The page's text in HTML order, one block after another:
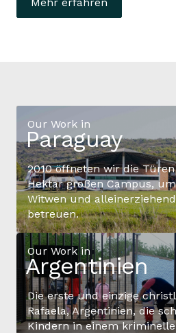
Our Work in
Paraguay
2010 öffneten wir die
Hektar großen Campus,
Witwen und
betreuen.
Our Work in
Argentinien
Die erste und einzige
Rafaela, Argentinien, die
Kindern in einem